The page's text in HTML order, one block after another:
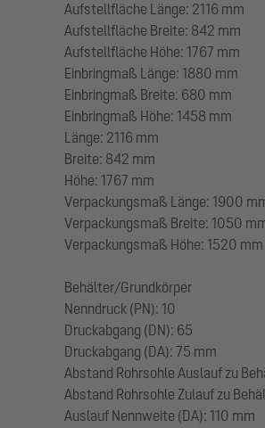
Aufstellfläche Länge: 2116 mm
Aufstellfläche Breite: 842 mm
Aufstellfläche Höhe: 1767 mm
Einbringmaß Länge: 1880 mm
Einbringmaß Breite: 680 mm
Einbringmaß Höhe: 1458 mm
Länge: 2116 mm
Breite: 842 mm
Höhe: 1767 mm
Verpackungsmaß Länge: 1900
Verpackungsmaß Breite: 1050
Verpackungsmaß Höhe: 1520 mm
Behälter/Grundkörper
Nenndruck (PN): 10
Druckabgang (DN): 65
Druckabgang (DA): 75 mm
Abstand Rohrsohle Auslauf zu
Abstand Rohrsohle Zulauf zu
Auslauf Nennweite (DA): 110 mm